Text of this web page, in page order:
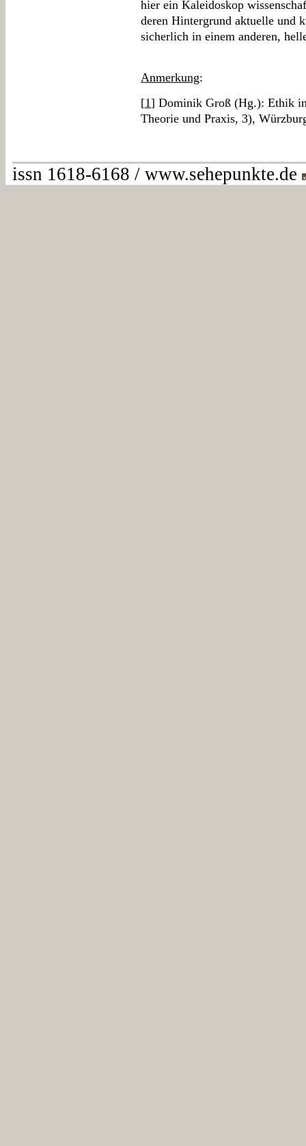
hier ein Kaleidoskop
deren Hintergrund aktuelle und
sicherlich in einem anderen,
Anmerkung:
[1] Dominik Groß (Hg.): Ethik
Theorie und Praxis, 3),
issn 1618-6168 / www.sehepunkte.de